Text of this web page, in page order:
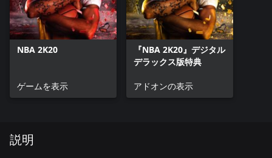
NBA 2K20
ゲームを表示
『NBA 2K20』デジタル
デラックス版特典
アドオンの表示
説明